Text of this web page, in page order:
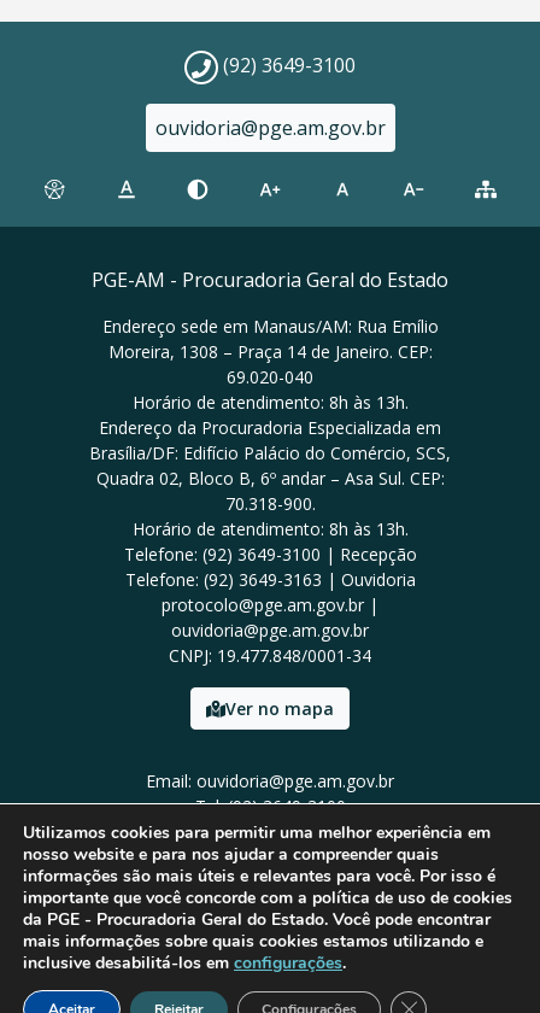
(92) 3649-3100
ouvidoria@pge.am.gov.br
PGE-AM - Procuradoria Geral do Estado
Endereço sede em Manaus/AM: Rua Emílio
Moreira, 1308 – Praça 14 de Janeiro. CEP:
69.020-040
Horário de atendimento: 8h às 13h.
Endereço da Procuradoria Especializada em
Brasília/DF: Edifício Palácio do Comércio, SCS,
Quadra 02, Bloco B, 6º andar – Asa Sul. CEP:
70.318-900.
Horário de atendimento: 8h às 13h.
Telefone: (92) 3649-3100 | Recepção
Telefone: (92) 3649-3163 | Ouvidoria
protocolo@pge.am.gov.br |
ouvidoria@pge.am.gov.br
CNPJ: 19.477.848/0001-34
Ver no mapa
Email: ouvidoria@pge.am.gov.br
Tel: (92) 3649-3100
Utilizamos cookies para permitir uma melhor experiência em
nosso website e para nos ajudar a compreender quais
informações são mais úteis e relevantes para você. Por isso é
importante que você concorde com a política de uso de cookies
da PGE - Procuradoria Geral do Estado. Você pode encontrar
mais informações sobre quais cookies estamos utilizando e
inclusive desabilitá-los em configurações.
Close GDPR